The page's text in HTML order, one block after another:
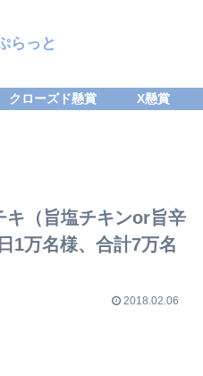
らっと
クローズド懸賞 X懸賞
キ（旨塩チキンor旨辛
1万名様、合計7万名
2018.02.06